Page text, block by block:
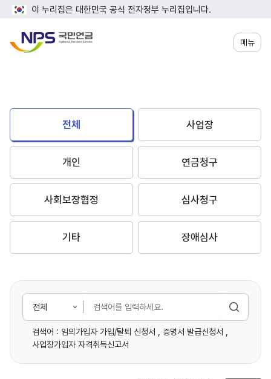
이 누리집은 대한민국 공식 전자정부 누리집입니다.
메뉴
전체 사업장
개인 연금청구
사회보장협정 심사청구
기타 장애심사
전
검색어 : 임의가입자 가입/탈퇴 신청서 증명서 발급신청서
사업장가입자 자격취득신고서